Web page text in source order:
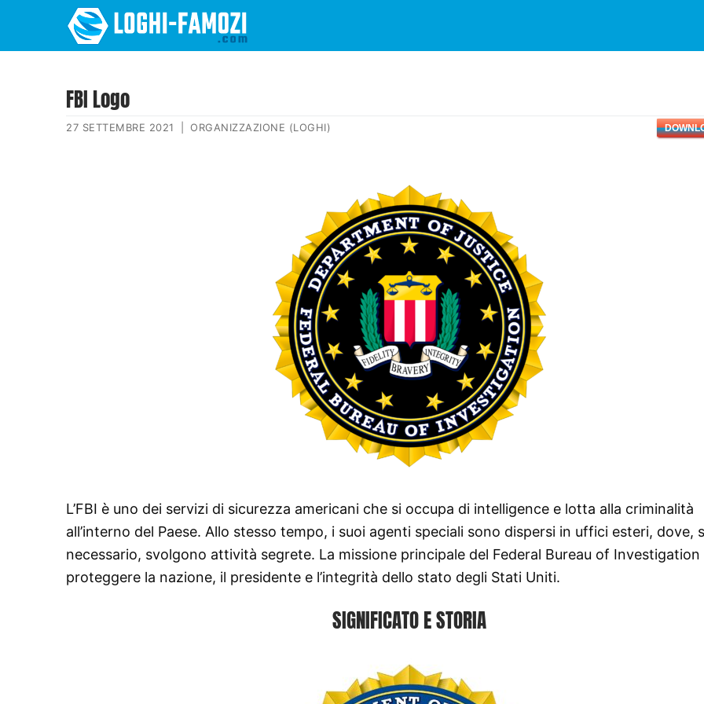
FBI Logo
27 SETTEMBRE 2021 ORGANIZZAZIONE (LOGHI)
L’FBI è uno dei servizi di sicurezza americani che si occupa di intelligence e lotta alla criminalità
all’interno del Paese. Allo stesso tempo, i suoi agenti speciali sono dispersi in uffici esteri, dove,
necessario, svolgono attività segrete. La missione principale del Federal Bureau of Investigation
proteggere la nazione, il presidente e l’integrità dello stato degli Stati Uniti.
SIGNIFICATO E STORIA